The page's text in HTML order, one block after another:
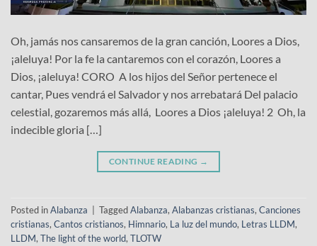
Oh, jamás nos cansaremos de la gran canción, Loores a Dios,
¡aleluya! Por la fe la cantaremos con el corazón, Loores a
Dios, ¡aleluya! CORO A los hijos del Señor pertenece el
cantar, Pues vendrá el Salvador y nos arrebatará Del palacio
celestial, gozaremos más allá, Loores a Dios ¡aleluya! 2 Oh, la
indecible gloria […]
CONTINUE READING →
Posted inAlabanza TaggedAlabanza, Alabanzas cristianas, Canciones
cristianas, Cantos cristianos, Himnario, La luz del mundo, Letras LLDM,
LLDM, The light of the world, TLOTW